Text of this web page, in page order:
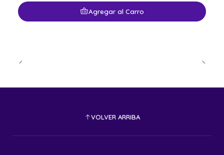
Agregar al Carro
VOLVER ARRIBA